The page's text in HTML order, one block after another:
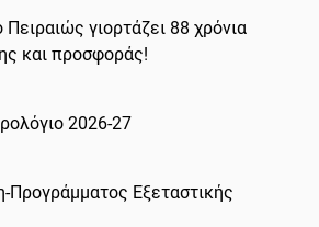
γιορτάζει 88 χρόνια
και προσφοράς!
2026-27
Εξεταστικής